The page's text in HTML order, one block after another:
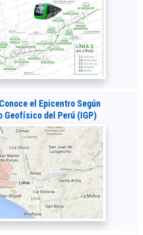
el Epicentro Según
del Perú (IGP)